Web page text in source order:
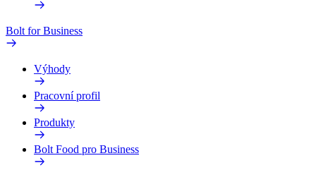
Bolt for Business
Výhody
Pracovní profil
Produkty
Bolt Food pro Business